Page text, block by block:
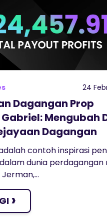
24
Dagangan Prop
Gabriel: Mengubah
Dagangan
contoh inspirasi
dunia perdagangan
›